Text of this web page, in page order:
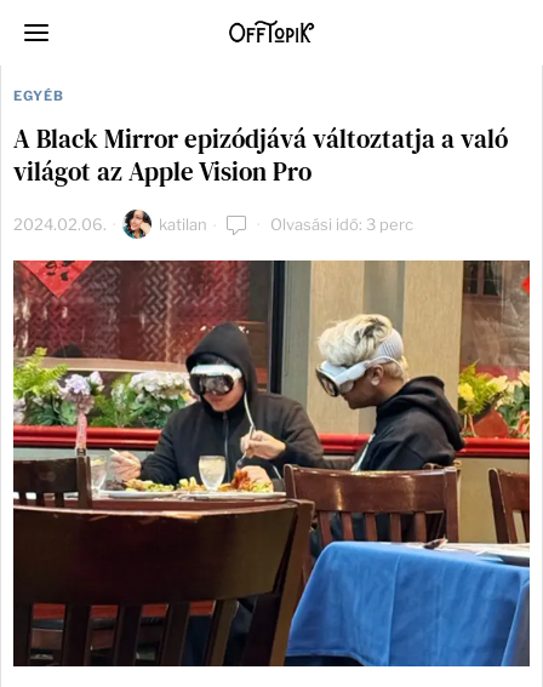
EGYÉB
A Black Mirror epizódjává változtatja a való
világot az Apple Vision Pro
2024.02.06. katilan Olvasási idő: 3 perc